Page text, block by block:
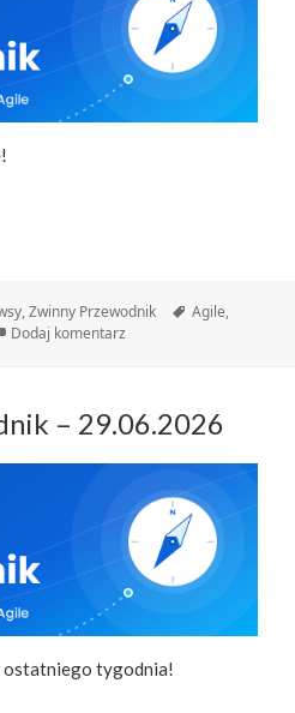
,Zwinny Przewodnik Tagi
Agile,
Dodaj komentarz
– 29.06.2026
ostatniego tygodnia!